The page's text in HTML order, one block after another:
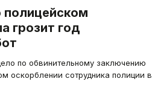
полицейском
грозит год
по обвинительному заключению
оскорблении сотрудника полиции в